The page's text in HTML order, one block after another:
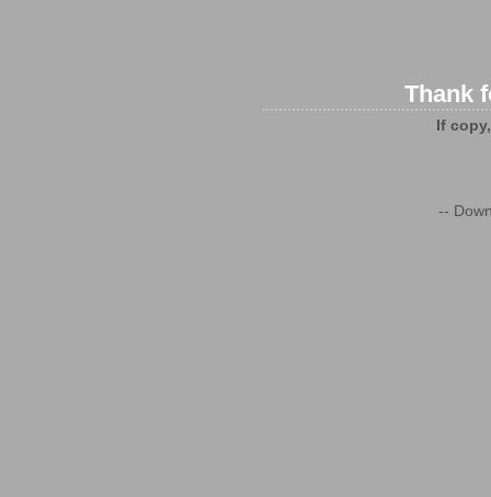
Thank
If
--